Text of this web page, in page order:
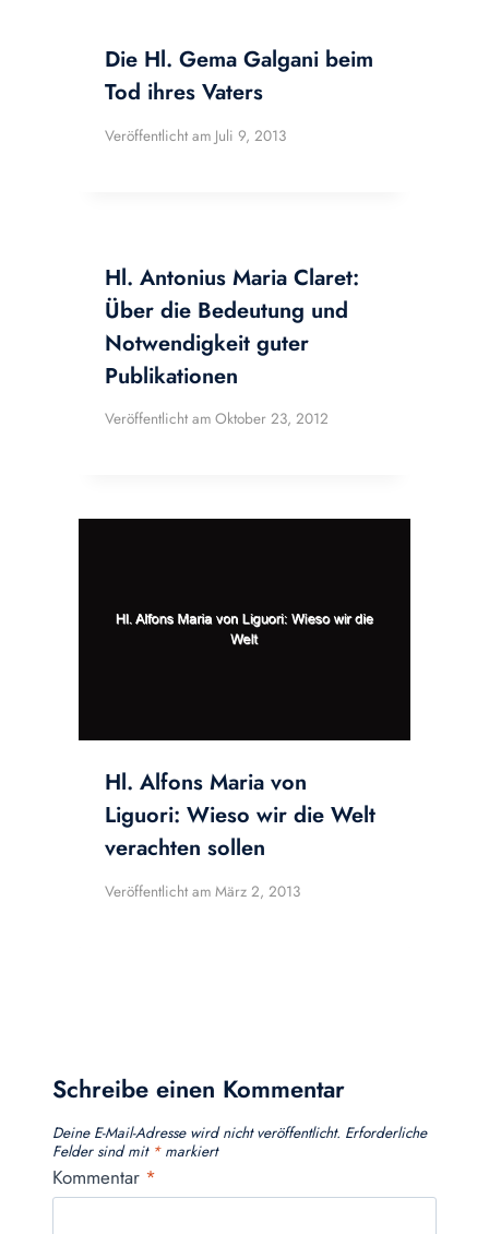
Die Hl. Gema Galgani beim
Tod ihres Vaters
Veröffentlicht am Juli 9, 2013
Hl. Antonius Maria Claret:
Über die Bedeutung und
Notwendigkeit guter
Publikationen
Veröffentlicht am Oktober 23, 2012
Hl. Alfons Maria von
Liguori: Wieso wir die Welt
verachten sollen
Veröffentlicht am März 2, 2013
Schreibe einen Kommentar
Deine E-Mail-Adresse wird nicht veröffentlicht. Erforderliche
Felder sind mit *markiert
Kommentar *